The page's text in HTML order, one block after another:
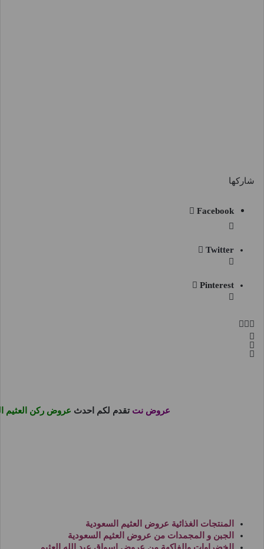
شاركها
Facebook
Twitter
Pinterest
عروض نت تقدم لكم احدث عروض ركن العثيم
المنتجات الغذائية عروض العثيم السعودية
الجبن و المجمدات من عروض العثيم السعودية
الخضراوات والفاكهة من عروض اسواق عبد الله العثيم